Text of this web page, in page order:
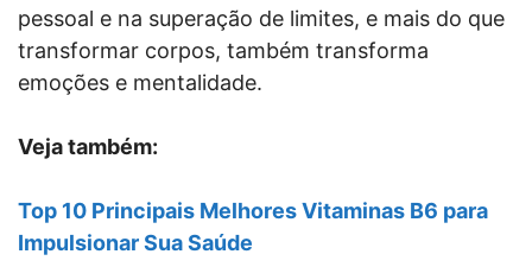
pessoal e na superação de limites, e mais do que
transformar corpos, também transforma
emoções e mentalidade.
Veja também:
Top 10 Principais Melhores Vitaminas B6 para
Impulsionar Sua Saúde